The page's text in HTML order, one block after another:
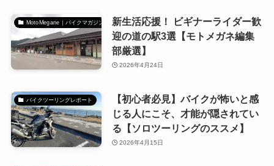
MotoMegane｜バイクマガジン
新生活応援！ ビギナーライダー歓
迎の道の駅3選【モトメガネ編集
部厳選】
2026年4月24日
バイクツーリングレポート
【初心者必見】バイクが怖いと感
じる人にこそ、才能が隠されてい
る【ソロツーリングのススメ】
2026年4月15日